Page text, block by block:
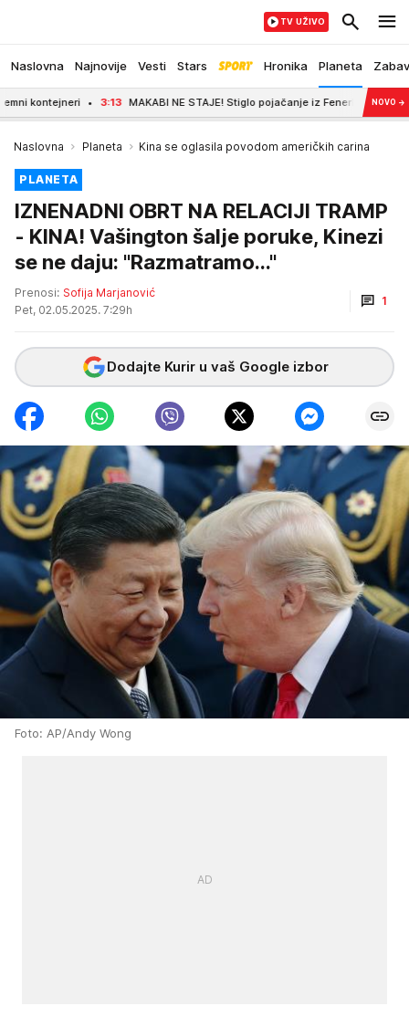
Naslovna Najnovije Vesti Stars Hronika Planeta
TV UŽIVO
3:13 MAKABI NE STAJE! Stiglo pojačanje iz Fenerbahčea! 3:00
NOVO →
Naslovna Planeta Kina se oglasila povodom američkih carina
PLANETA
IZNENADNI OBRT NA RELACIJI TRAMP
- KINA! Vašington šalje poruke, Kinezi
se ne daju: "Razmatramo..."
Prenosi: Sofija Marjanović
Pet, 02.05.2025. 7:29h
1
Dodajte Kurir u vaš Google izbor
Foto: AP/Andy Wong